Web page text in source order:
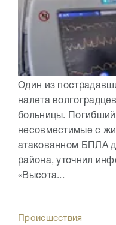
Один из
налета
больницы.
несовместимые с
атакованном БПЛА
района, уточнил
«Высота...
Происшествия